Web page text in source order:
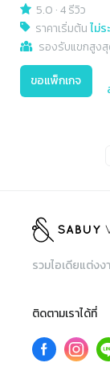
5.0 ·4 รีวิว
ราคาเริ่มต้นไม่ร
รองรับแขกสูง
ขอแพ็กเกจ
รวมไอเดียแต่ง
ติดตามเราได้ที่